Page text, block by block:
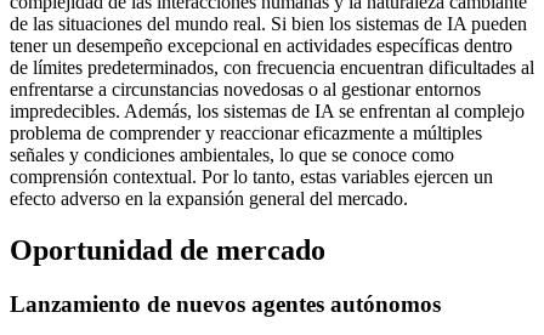
de las situaciones del mundo real. Si bien los sistemas de IA pueden
tener un desempeño excepcional en actividades específicas dentro
de límites predeterminados, con frecuencia encuentran dificultades al
enfrentarse a circunstancias novedosas o al gestionar entornos
impredecibles. Además, los sistemas de IA se enfrentan al complejo
problema de comprender y reaccionar eficazmente a múltiples
señales y condiciones ambientales, lo que se conoce como
comprensión contextual. Por lo tanto, estas variables ejercen un
efecto adverso en la expansión general del mercado.
Oportunidad de mercado
Lanzamiento de nuevos agentes autónomos